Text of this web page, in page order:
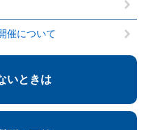
催について
いときは